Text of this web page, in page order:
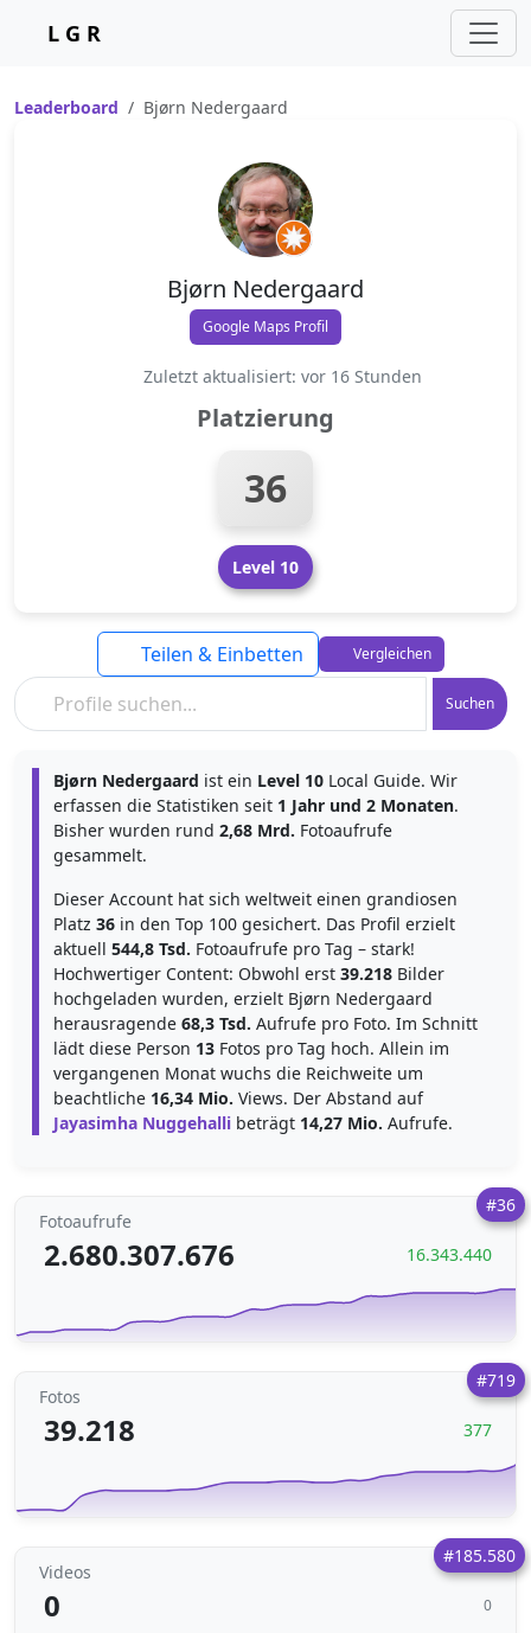
L G R
Leaderboard Bjørn Nedergaard
Bjørn Nedergaard
Google Maps Profil
Zuletzt aktualisiert: vor 16 Stunden
Platzierung
36
Level 10
Suchen
Teilen & Einbetten Vergleichen
Bjørn Nedergaard ist ein Level 10 Local Guide. Wir
erfassen die Statistiken seit 1 Jahr und 2 Monaten.
Bisher wurden rund 2,68 Mrd. Fotoaufrufe
gesammelt.
Dieser Account hat sich weltweit einen grandiosen
Platz 36 in den Top 100 gesichert. Das Profil erzielt
aktuell 544,8 Tsd. Fotoaufrufe pro Tag – stark!
Hochwertiger Content: Obwohl erst 39.218 Bilder
hochgeladen wurden, erzielt Bjørn Nedergaard
herausragende 68,3 Tsd. Aufrufe pro Foto. Im Schnitt
lädt diese Person 13 Fotos pro Tag hoch. Allein im
vergangenen Monat wuchs die Reichweite um
beachtliche 16,34 Mio. Views. Der Abstand auf
Jayasimha Nuggehalli beträgt 14,27 Mio. Aufrufe.
#36
Fotoaufrufe
2.680.307.676 16.343.440
#719
Fotos
39.218 377
#185.580
Videos
0 0